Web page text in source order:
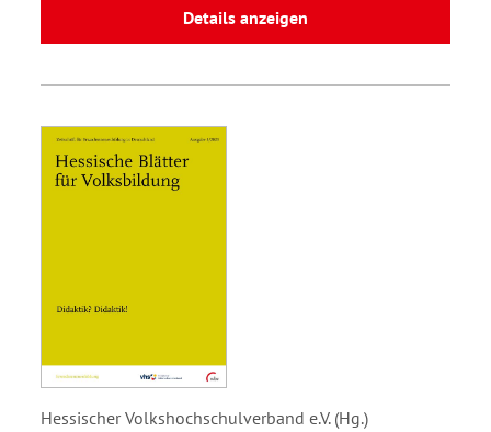
Details anzeigen
Hessischer Volkshochschulverband e.V. (Hg.)